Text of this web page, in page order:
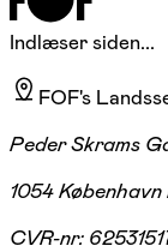
Indlæser siden...
FOF's
Peder Skrams
1054 København
CVR-nr: